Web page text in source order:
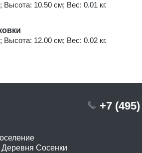
10.50 см; Вес: 0.01 кг.
12.00 см; Вес: 0.02 кг.
Сосенки
+7